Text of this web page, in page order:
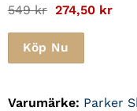
549kr Det
ursprungliga
priset
var:
549 kr.
274,50 krDet
Köp Nu
Varumärke: Parker